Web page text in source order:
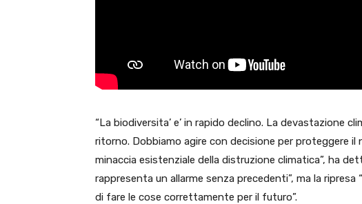
“La biodiversita’ e’ in rapido declino. La devastazione
ritorno. Dobbiamo agire con decisione per proteggere
minaccia esistenziale della distruzione climatica”, ha
rappresenta un allarme senza precedenti”, ma la
di fare le cose correttamente per il futuro”.